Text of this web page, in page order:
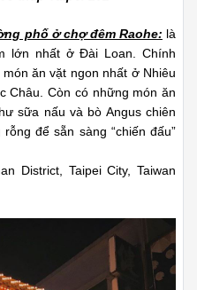
phố ở chợ đêm Raohe: là
lớn nhất ở Đài Loan. Chính
ăn vặt ngon nhất ở Nhiêu
Châu. Còn có những món ăn
sữa nấu và bò Angus chiên
để sẵn sàng “chiến đấu”
District, Taipei City, Taiwan